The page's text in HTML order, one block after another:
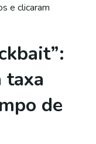
e clicaram
taxa
de